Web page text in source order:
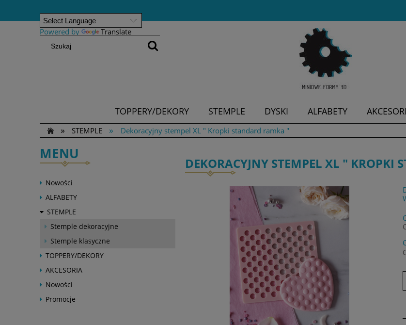
Powered by Translate
TOPPERY/DEKORY STEMPLE DYSKI ALFABETY
»
STEMPLE » Dekoracyjny stempel XL " Kropki standard ramka "
MENU
Nowości
ALFABETY
STEMPLE
Stemple dekoracyjne
Stemple klasyczne
TOPPERY/DEKORY
AKCESORIA
Nowości
Promocje
DEKORACYJNY STEMPEL XL " KROPKI